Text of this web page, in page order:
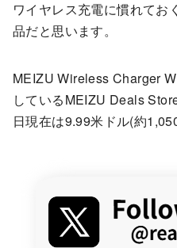
ワイヤレス充電に慣れてお
品だと思います。
MEIZU Wireless Charger
しているMEIZU Deals
日現在は9.99米ドル(約